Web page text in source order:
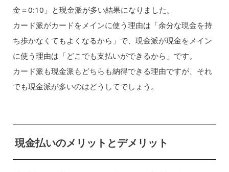
金＝0:10」と現金派が多い結果になりました。
カード派がカードをメインに使う理由は「余分な現金を持
ち歩かなくてもよくなるから」で、現金派が現金をメイン
に使う理由は「どこでも支払いができるから」です。
カード派も現金派もどちらも納得できる理由ですが、それ
でも現金派が多いのはどうしてでしょう。
現金払いのメリットとデメリット